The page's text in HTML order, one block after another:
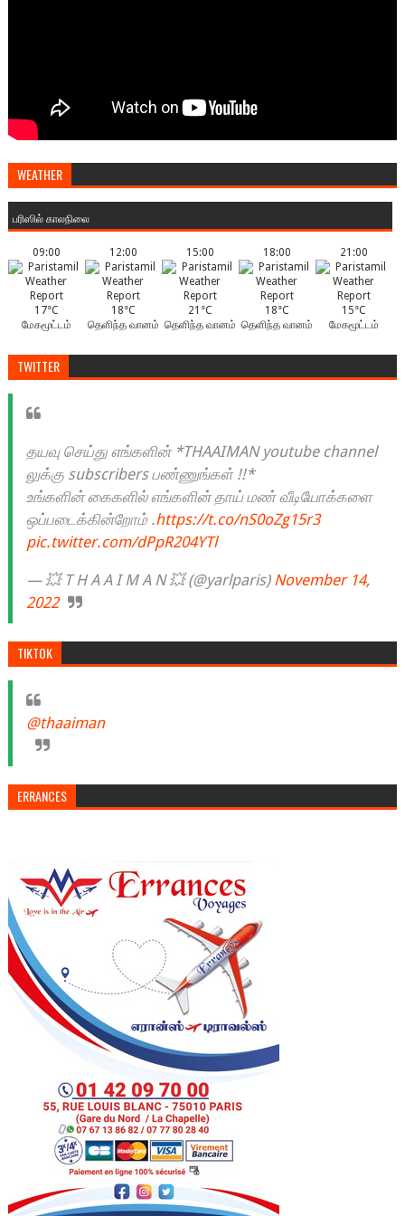
WEATHER
பரிஸில் காலநிலை
09:00
17°C
மேகமூட்டம்
12:00
18°C
தெளிந்த வானம்
15:00
21°C
தெளிந்த வானம்
18:00
18°C
தெளிந்த வானம்
21:00
15°C
மேகமூட்டம்
TWITTER
தயவு செய்து எங்களின் *THAAIMAN youtube channel
லுக்கு subscribers பண்ணுங்கள் !!*
உங்களின் கைகளில் எங்களின் தாய் மண் வீடியோக்களை
ஒப்படைக்கின்றோம் .https://t.co/nS0oZg15r3
pic.twitter.com/dPpR204YTl
— 💥 T H A A I M A N 💥 (@yarlparis) November 14,
2022
TIKTOK
@thaaiman
ERRANCES